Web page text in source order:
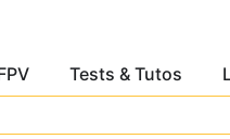
Tests & Tutos